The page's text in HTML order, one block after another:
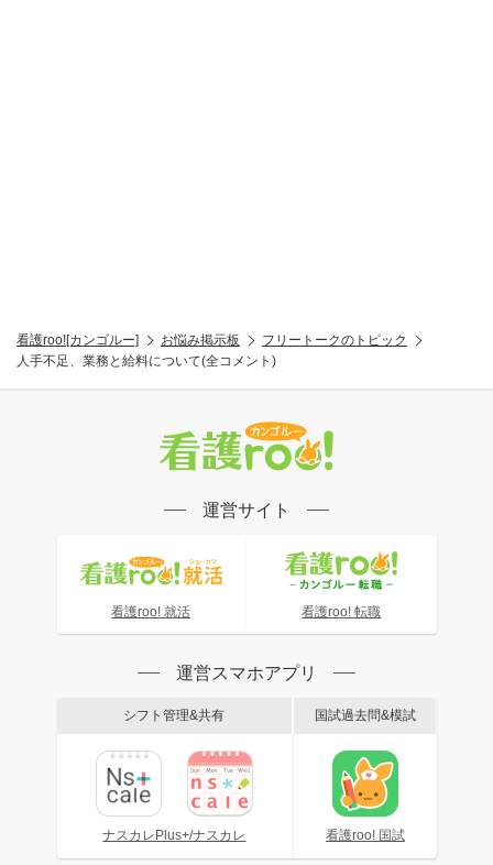
看護roo![カンゴルー] お悩み掲示板
フリートークのトピック
人手不足、業務と給料について(全コメント)
運営サイト
看護roo! 就活 看護roo! 転職
運営スマホアプリ
シフト管理&共有
ナスカレPlus+/ナスカレ
国試過去問&模試
看護roo! 国試